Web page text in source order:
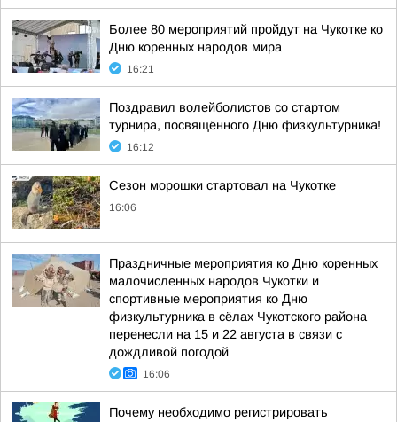
Более 80 мероприятий пройдут на Чукотке ко
Дню коренных народов мира
16:21
Поздравил волейболистов со стартом
турнира, посвящённого Дню физкультурника!
16:12
Сезон морошки стартовал на Чукотке
16:06
Праздничные мероприятия ко Дню коренных
малочисленных народов Чукотки и
спортивные мероприятия ко Дню
физкультурника в сёлах Чукотского района
перенесли на 15 и 22 августа в связи с
дождливой погодой
16:06
Почему необходимо регистрировать